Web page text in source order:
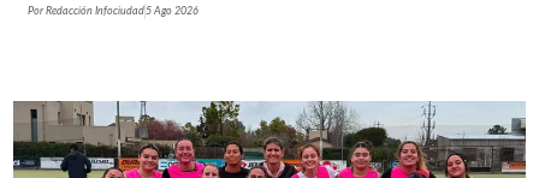
PorRedacción Infociudad5 Ago 2026